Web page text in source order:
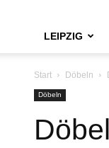
LEIPZIG
Start Döbeln
Döbeln